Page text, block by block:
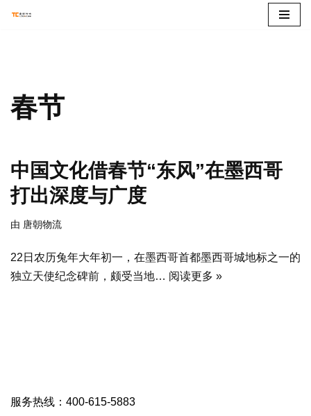
文
春节
中国文化借春节“东风”在墨西哥
打出深度与广度
由 唐朝物流
22日农历兔年大年初一，在墨西哥首都墨西哥城地标之一的
独立天使纪念碑前，颇受当地… 阅读更多 »
服务热线：400-615-5883